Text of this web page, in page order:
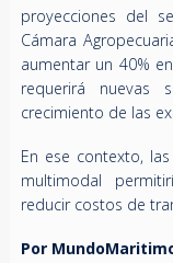
proyecciones del
Cámara
aumentar un 40%
requerirá nuevas
crecimiento de las
En ese contexto,
multimodal
reducir costos de
Por